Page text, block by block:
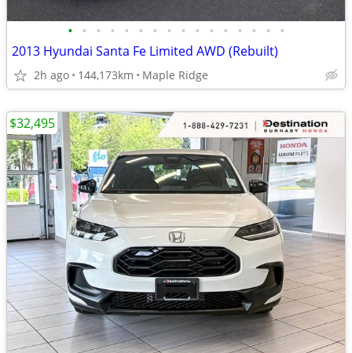
• • • • • • • • • • • • • • • •
2013 Hyundai Santa Fe Limited AWD (Rebuilt)
2h ago 144,173km Maple Ridge
$32,495